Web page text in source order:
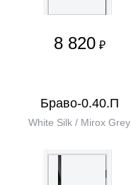
8 820 ₽
Браво-0.40.П
White Silk / Mirox Grey